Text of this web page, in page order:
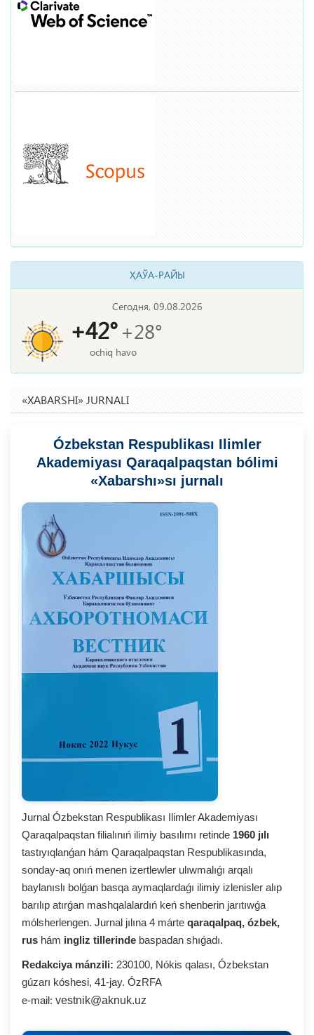
ҲАЎА-РАЙЫ
Сегодня, 09.08.2026
+42°+28°
ochiq havo
«XABARSHI» JURNALI
Ózbekstan Respublikası Ilimler
Akademiyası Qaraqalpaqstan bólimi
«Xabarshı»sı jurnalı
Jurnal Ózbekstan Respublikası Ilimler Akademiyası
Qaraqalpaqstan filialınıń ilimiy basılımı retinde 1960 jılı
tastıyıqlanǵan hám Qaraqalpaqstan Respublikasında,
sonday-aq onıń menen izertlewler ulıwmalıǵı arqalı
baylanıslı bolǵan basqa aymaqlardaǵı ilimiy izlenisler alıp
barılıp atırǵan mashqalalardıń keń shenberin jarıtıwǵa
mólsherlengen. Jurnal jılına 4 márte qaraqalpaq, ózbek,
rus hám ingliz tillerinde baspadan shıǵadı.
Redakciya mánzili: 230100, Nókis qalası, Ózbekstan
gúzarı kóshesi, 41-jay. ÓzRFA
e-mail: vestnik@aknuk.uz